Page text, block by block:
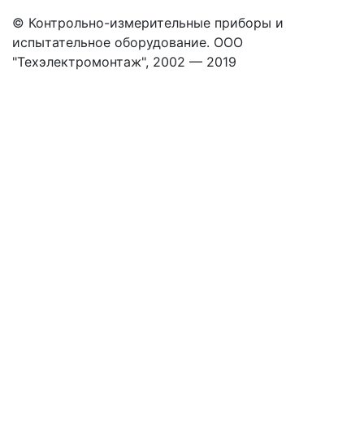
© Контрольно-измерительные приборы и
испытательное оборудование. ООО
"Техэлектромонтаж", 2002 — 2019